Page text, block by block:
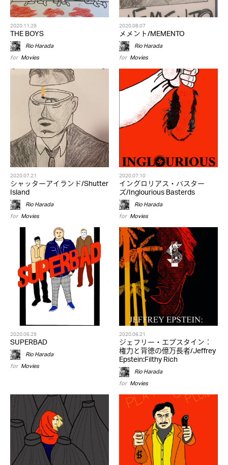
2020.11.29
THE BOYS
Rio Harada
for Movies
2020.08.07
メメント/MEMENTO
Rio Harada
for Movies
2020.07.21
シャッターアイランド/Shutter
Island
Rio Harada
for Movies
2020.07.10
イングロリアス・バスター
ズ/Inglourious Basterds
Rio Harada
for Movies
2020.06.29
SUPERBAD
Rio Harada
for Movies
2020.06.21
ジェフリー・エプスタイン：
権力と背徳の億万長者/Jeffrey
Epstein:Filthy Rich
Rio Harada
for Movies